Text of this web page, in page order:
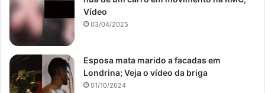
Vídeo
03/04/2025
Esposa mata marido a facadas em
Londrina; Veja o vídeo da briga
01/10/2024